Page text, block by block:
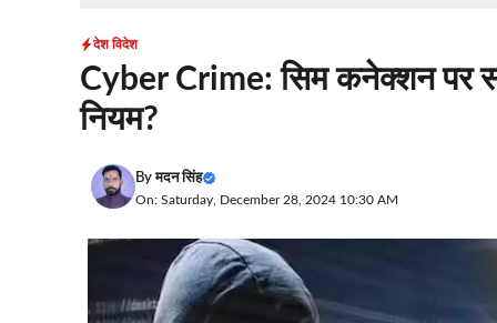
देश विदेश
Cyber Crime: सिम कनेक्शन पर
नियम?
Byमदन सिंह
On: Saturday, December 28, 2024 10:30 AM